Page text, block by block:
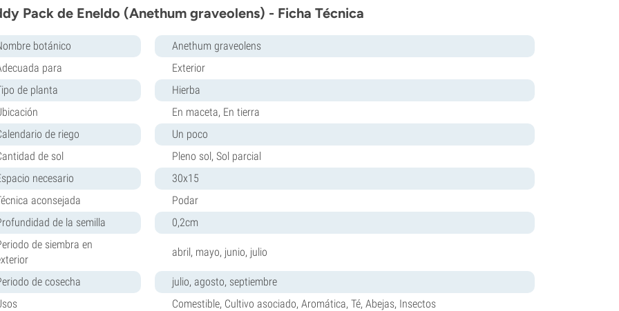
Pack de Eneldo (Anethum graveolens) - Ficha Técnica
botánico
Anethum graveolens
para
Exterior
de planta
Hierba
En maceta, En tierra
de riego
Un poco
de sol
Pleno sol, Sol parcial
necesario
30x15
aconsejada
Podar
de la semilla
0,2cm
de siembra en
abril, mayo, junio, julio
de cosecha
julio, agosto, septiembre
Comestible, Cultivo asociado, Aromática, Té, Abejas, Insectos